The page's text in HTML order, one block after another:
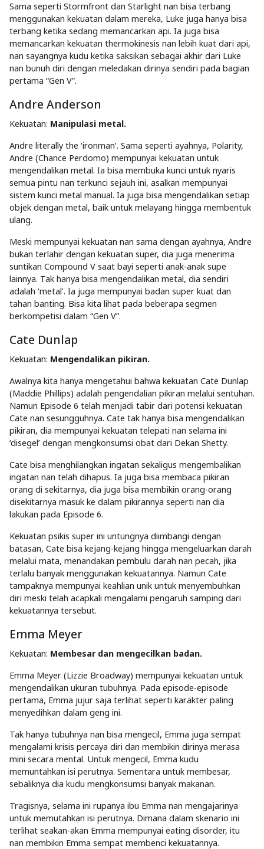
Sama seperti Stormfront dan Starlight nan bisa terbang
menggunakan kekuatan dalam mereka, Luke juga hanya bisa
terbang ketika sedang memancarkan api. Ia juga bisa
memancarkan kekuatan thermokinesis nan lebih kuat dari api,
nan sayangnya kudu ketika saksikan sebagai akhir dari Luke
nan bunuh diri dengan meledakan dirinya sendiri pada bagian
pertama “Gen V”.
Andre Anderson
Kekuatan: Manipulasi metal.
Andre literally the ‘ironman’. Sama seperti ayahnya, Polarity,
Andre (Chance Perdomo) mempunyai kekuatan untuk
mengendalikan metal. Ia bisa membuka kunci untuk nyaris
semua pintu nan terkunci sejauh ini, asalkan mempunyai
sistem kunci metal manual. Ia juga bisa mengendalikan setiap
objek dengan metal, baik untuk melayang hingga membentuk
ulang.
Meski mempunyai kekuatan nan sama dengan ayahnya, Andre
bukan terlahir dengan kekuatan super, dia juga menerima
suntikan Compound V saat bayi seperti anak-anak supe
lainnya. Tak hanya bisa mengendalikan metal, dia sendiri
adalah ‘metal’. Ia juga mempunyai badan super kuat dan
tahan banting. Bisa kita lihat pada beberapa segmen
berkompetisi dalam “Gen V”.
Cate Dunlap
Kekuatan: Mengendalikan pikiran.
Awalnya kita hanya mengetahui bahwa kekuatan Cate Dunlap
(Maddie Phillips) adalah pengendalian pikiran melalui sentuhan.
Namun Episode 6 telah menjadi tabir dari potensi kekuatan
Cate nan sesungguhnya. Cate tak hanya bisa mengendalikan
pikiran, dia mempunyai kekuatan telepati nan selama ini
‘disegel’ dengan mengkonsumsi obat dari Dekan Shetty.
Cate bisa menghilangkan ingatan sekaligus mengembalikan
ingatan nan telah dihapus. Ia juga bisa membaca pikiran
orang di sekitarnya, dia juga bisa membikin orang-orang
disekitarnya masuk ke dalam pikirannya seperti nan dia
lakukan pada Episode 6.
Kekuatan psikis super ini untungnya diimbangi dengan
batasan, Cate bisa kejang-kejang hingga mengeluarkan darah
melalui mata, menandakan pembulu darah nan pecah, jika
terlalu banyak menggunakan kekuatannya. Namun Cate
tampaknya mempunyai keahlian unik untuk menyembuhkan
diri meski telah acapkali mengalami pengaruh samping dari
kekuatannya tersebut.
Emma Meyer
Kekuatan: Membesar dan mengecilkan badan.
Emma Meyer (Lizzie Broadway) mempunyai kekuatan untuk
mengendalikan ukuran tubuhnya. Pada episode-episode
pertama, Emma jujur saja terlihat seperti karakter paling
menyedihkan dalam geng ini.
Tak hanya tubuhnya nan bisa mengecil, Emma juga sempat
mengalami krisis percaya diri dan membikin dirinya merasa
mini secara mental. Untuk mengecil, Emma kudu
memuntahkan isi perutnya. Sementara untuk membesar,
sebaliknya dia kudu mengkonsumsi banyak makanan.
Tragisnya, selama ini rupanya ibu Emma nan mengajarinya
untuk memutahkan isi perutnya. Dimana dalam skenario ini
terlihat seakan-akan Emma mempunyai eating disorder, itu
nan membikin Emma sempat membenci kekuatannya.